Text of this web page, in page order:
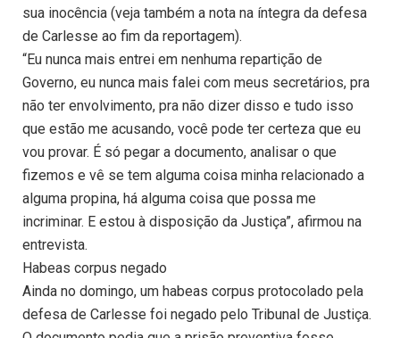
sua inocência (veja também a nota na íntegra da defesa
de Carlesse ao fim da reportagem).
“Eu nunca mais entrei em nenhuma repartição de
Governo, eu nunca mais falei com meus secretários, pra
não ter envolvimento, pra não dizer disso e tudo isso
que estão me acusando, você pode ter certeza que eu
vou provar. É só pegar a documento, analisar o que
fizemos e vê se tem alguma coisa minha relacionado a
alguma propina, há alguma coisa que possa me
incriminar. E estou à disposição da Justiça”, afirmou na
entrevista.
Habeas corpus negado
Ainda no domingo, um habeas corpus protocolado pela
defesa de Carlesse foi negado pelo Tribunal de Justiça.